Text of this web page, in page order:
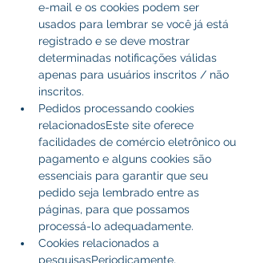
e-mail e os cookies podem ser
usados ​​para lembrar se você já está
registrado e se deve mostrar
determinadas notificações válidas
apenas para usuários inscritos / não
inscritos.
Pedidos processando cookies
relacionadosEste site oferece
facilidades de comércio eletrônico ou
pagamento e alguns cookies são
essenciais para garantir que seu
pedido seja lembrado entre as
páginas, para que possamos
processá-lo adequadamente.
Cookies relacionados a
pesquisasPeriodicamente,